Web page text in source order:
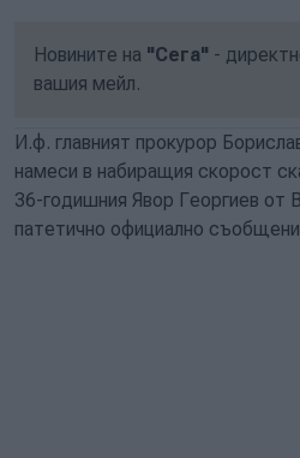
Новините на "Сега" -
вашия мейл.
И.ф. главният прокурор
намеси в набиращия скорост
36-годишния Явор Георгиев от
патетично официално